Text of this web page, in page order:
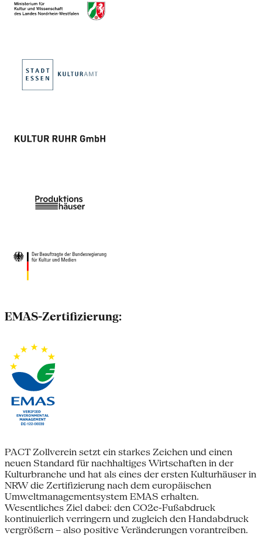
EMAS-Zertifizierung:
PACT Zollverein setzt ein starkes Zeichen und einen
neuen Standard für nachhaltiges Wirtschaften in der
Kulturbranche und hat als eines der ersten Kulturhäuser in
NRW die Zertifizierung nach dem europäischen
Umweltmanagementsystem EMAS erhalten.
Wesentliches Ziel dabei: den CO2e-Fußabdruck
kontinuierlich verringern und zugleich den Handabdruck
vergrößern – also positive Veränderungen vorantreiben.